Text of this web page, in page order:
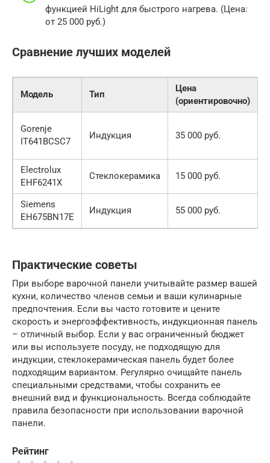
функцией HiLight для быстрого нагрева. (Цена:
от 25 000 руб.)
Сравнение лучших моделей
Модель Тип
Цена
(ориентировочно)
Gorenje
IT641BCSC7
Индукция 35 000 руб.
Electrolux
EHF6241X
Стеклокерамика 15 000 руб.
Siemens
EH675BN17E
Индукция 55 000 руб.
Практические советы
При выборе варочной панели учитывайте размер вашей
кухни, количество членов семьи и ваши кулинарные
предпочтения. Если вы часто готовите и цените
скорость и энергоэффективность, индукционная панель
– отличный выбор. Если у вас ограниченный бюджет
или вы используете посуду, не подходящую для
индукции, стеклокерамическая панель будет более
подходящим вариантом. Регулярно очищайте панель
специальными средствами, чтобы сохранить ее
внешний вид и функциональность. Всегда соблюдайте
правила безопасности при использовании варочной
панели.
Рейтинг